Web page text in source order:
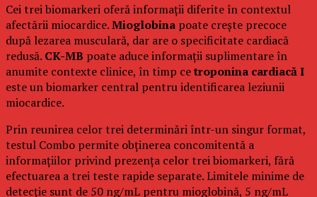
Cei trei biomarkeri oferă informații diferite în contextul
afectării miocardice.Mioglobina poate crește precoce
după lezarea musculară, dar are o specificitate cardiacă
redusă. CK-MB poate aduce informații suplimentare în
anumite contexte clinice, în timp cetroponina cardiacă I
este un biomarker central pentru identificarea leziunii
miocardice.
Prin reunirea celor trei determinări într-un singur format,
testul Combo permite obținerea concomitentă a
informațiilor privind prezența celor trei biomarkeri, fără
efectuarea a trei teste rapide separate. Limitele minime de
detecție sunt de 50 ng/mL pentru mioglobină, 5 ng/mL